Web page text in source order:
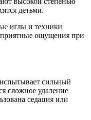
детьми.
иглы и техники
ощущения при
сильный
сложное удаление
седация или